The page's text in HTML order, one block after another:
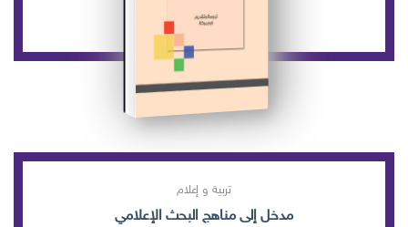
تربية و إعلام
مدخل إلى مناهج البحث الإعلامي